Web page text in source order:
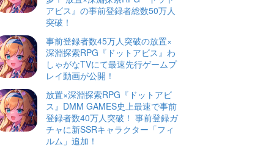
アビス』の事前登録者総数50万人
突破！
事前登録者数45万人突破の放置×
深淵探索RPG『ドットアビス』わ
しゃがなTVにて最速先行ゲームプ
レイ動画が公開！
放置×深淵探索RPG『ドットアビ
ス』DMM GAMES史上最速で事前
登録者数40万人突破！ 事前登録ガ
チャに新SSRキャラクター「フィ
ルム」追加！